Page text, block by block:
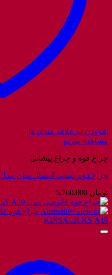
افزودن به علاقه مندی ها
مشاهده سریع
چراغ قوه و چراغ پیشانی
چراغ قوه پلیسی اسمال سان مدل ZY-T۱۶۸
تومان